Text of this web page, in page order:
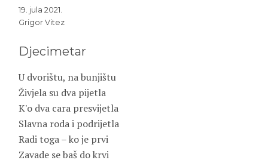
19. jula 2021.
Grigor Vitez
Djecimetar
U dvorištu, na bunjištu
Živjela su dva pijetla
K'o dva cara presvijetla
Slavna roda i podrijetla
Radi toga – ko je prvi
Zavade se baš do krvi